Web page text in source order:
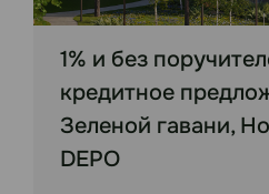
1% и без
кредитное
Зеленой гавани,
DEPO